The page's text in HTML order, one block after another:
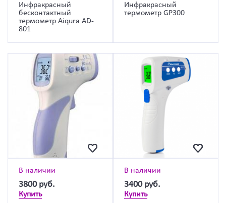
Инфракрасный
бесконтактный
термометр Aiqura AD-
801
Инфракрасный
термометр GP300
В наличии
3800 руб.
Купить
В наличии
3400 руб.
Купить